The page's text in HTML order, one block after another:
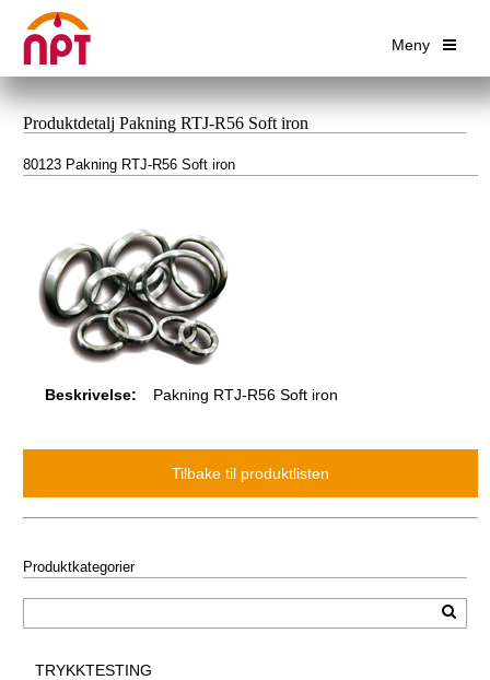
Meny
Produktdetalj Pakning RTJ-R56 Soft iron
80123 Pakning RTJ-R56 Soft iron
Beskrivelse: Pakning RTJ-R56 Soft iron
Produktkategorier
TRYKKTESTING